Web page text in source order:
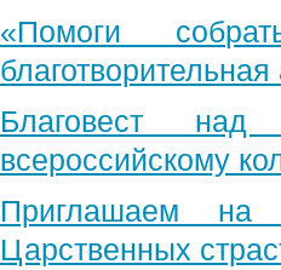
«Помоги
Благовест
всероссийскому
Приглашаем на
Царственных